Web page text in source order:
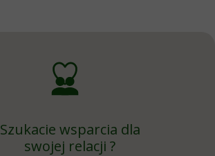
Szukacie wsparcia dla
swojej relacji ?